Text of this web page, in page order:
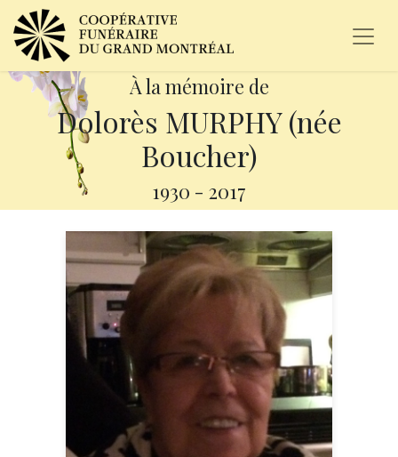
À la mémoire de
Dolorès MURPHY (née
Boucher)
1930 - 2017